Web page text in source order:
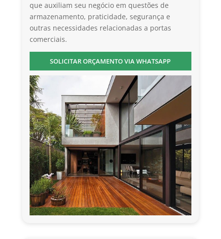
que auxiliam seu negócio em questões de
armazenamento, praticidade, segurança e
outras necessidades relacionadas a portas
comerciais.
SOLICITAR ORÇAMENTO VIA WHATSAPP